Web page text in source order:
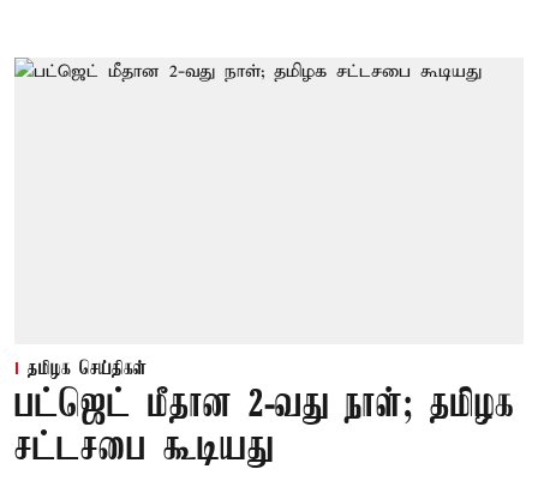
தமிழக செய்திகள்
பட்ஜெட் மீதான 2-வது நாள்; தமிழக
சட்டசபை கூடியது